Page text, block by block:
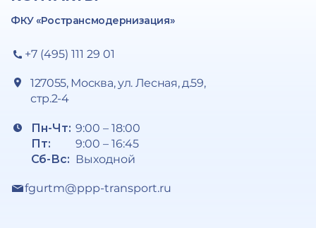
ФКУ «Ространсмодернизация»
+7 (495) 111 29 01
127055, Москва, ул. Лесная, д.59,
стр.2-4
Пн-Чт:
Пт:
Сб-Вс:
9:00 – 18:00
9:00 – 16:45
Выходной
fgurtm@ppp-transport.ru